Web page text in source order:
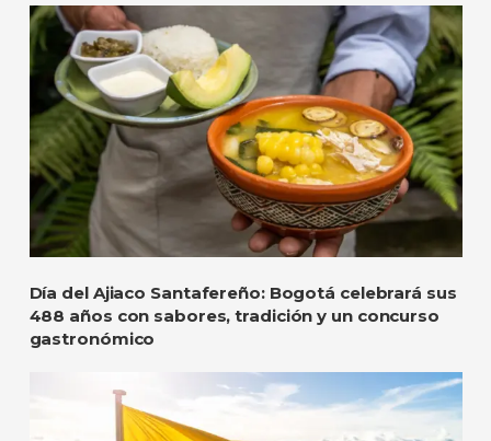
Día del Ajiaco Santafereño: Bogotá celebrará sus
488 años con sabores, tradición y un concurso
gastronómico